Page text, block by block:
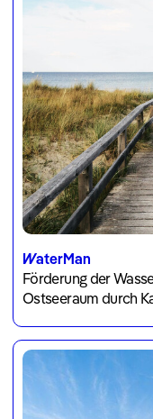
WaterMan
Förderung der
Ostseeraum durch